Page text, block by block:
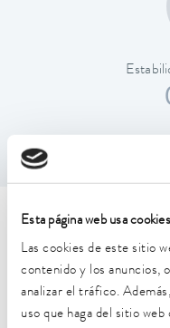
Esta página web usa cookies
Las cookies de este sitio
contenido y los anuncios,
analizar el tráfico.
uso que haga del sitio
DIN 12876)
Rango de temperatura